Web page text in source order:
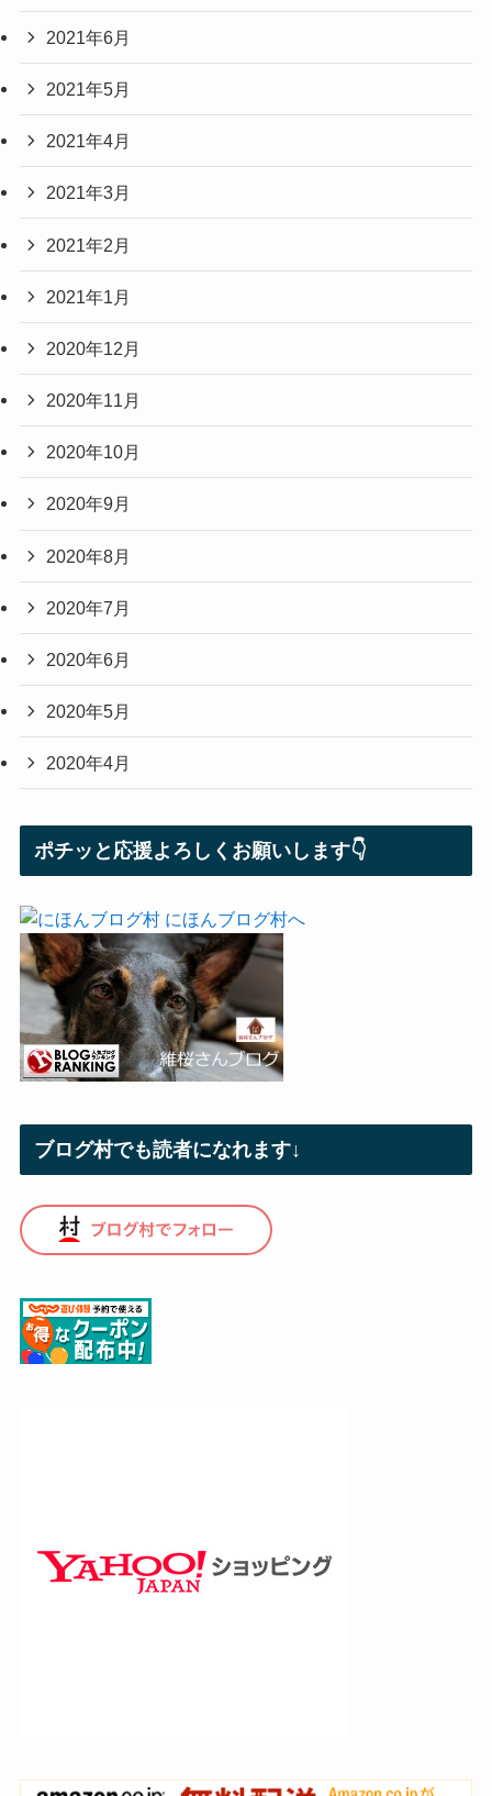
2021年6月
2021年5月
2021年4月
2021年3月
2021年2月
2021年1月
2020年12月
2020年11月
2020年10月
2020年9月
2020年8月
2020年7月
2020年6月
2020年5月
2020年4月
ポチッと応援よろしくお願いします👇
ブログ村でも読者になれます↓